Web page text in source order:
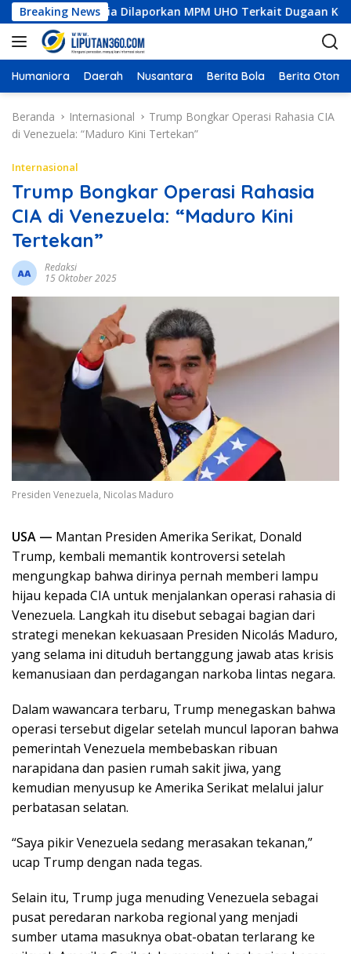
a
g
u
Breaking News
Indonesia Dilaporkan MPM UHO Terkait Dugaan
Humaniora Daerah Nusantara Berita Bola Berita
Beranda Internasional
Trump Bongkar Operasi Rahasia CIA
di Venezuela: “Maduro Kini Tertekan”
Internasional
Trump Bongkar Operasi Rahasia
CIA di Venezuela: “Maduro Kini
Tertekan”
Redaksi
15 Oktober 2025
Presiden Venezuela, Nicolas Maduro
USA — Mantan Presiden Amerika Serikat, Donald
Trump, kembali memantik kontroversi setelah
mengungkap bahwa dirinya pernah memberi lampu
hijau kepada CIA untuk menjalankan operasi rahasia di
Venezuela. Langkah itu disebut sebagai bagian dari
strategi menekan kekuasaan Presiden Nicolás Maduro,
yang selama ini dituduh bertanggung jawab atas krisis
kemanusiaan dan perdagangan narkoba lintas negara.
Dalam wawancara terbaru, Trump menegaskan bahwa
operasi tersebut digelar setelah muncul laporan bahwa
pemerintah Venezuela membebaskan ribuan
narapidana dan pasien rumah sakit jiwa, yang
kemudian menyusup ke Amerika Serikat melalui jalur
perbatasan selatan.
“Saya pikir Venezuela sedang merasakan tekanan,”
ucap Trump dengan nada tegas.
Selain itu, Trump juga menuding Venezuela sebagai
pusat peredaran narkoba regional yang menjadi
sumber utama masuknya obat-obatan terlarang ke